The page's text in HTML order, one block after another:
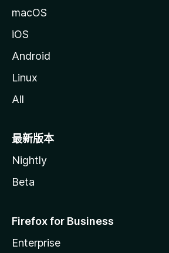
macOS
iOS
Android
Linux
All
最新版本
Nightly
Beta
Firefox for Business
Enterprise